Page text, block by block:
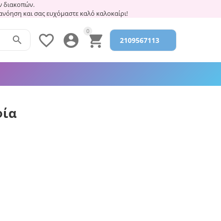
διακοπών.
και σας ευχόμαστε καλό καλοκαίρι!
2109567113
0



